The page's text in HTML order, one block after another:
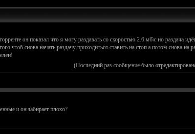
он показал что я могу раздавать со скоростью 2.6 мб\с но раздача
чтоб снова начать раздачу приходиться ставить на стоп а потом снова на
(Последний раз сообщение было
и он забирает плохо?